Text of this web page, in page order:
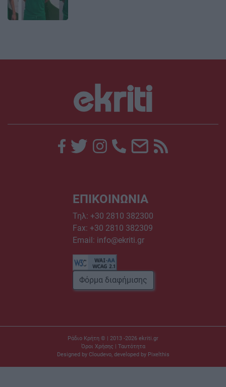
ΕΠΙΚΟΙΝΩΝΙΑ
Τηλ: +30 2810 382300
Fax: +30 2810 382309
Email: info@ekriti.gr
Φόρμα διαφήμισης
Ράδιο Κρήτη © | 2013 -2026 ekriti.gr
Όροι Χρήσης | Ταυτότητα
Designed by Cloudevo, developed by Pixelthis